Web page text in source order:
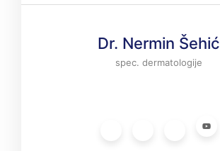
Dr. Nermin Šehić
spec. dermatologije